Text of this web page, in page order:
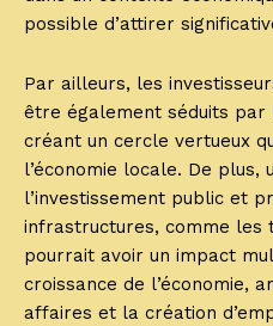
possible d’attirer
Par ailleurs, les
être également séduits par
créant un cercle vertueux
l’économie locale. De plus,
l’investissement public et
infrastructures, comme les
pourrait avoir un impact
croissance de l’économie,
affaires et la création